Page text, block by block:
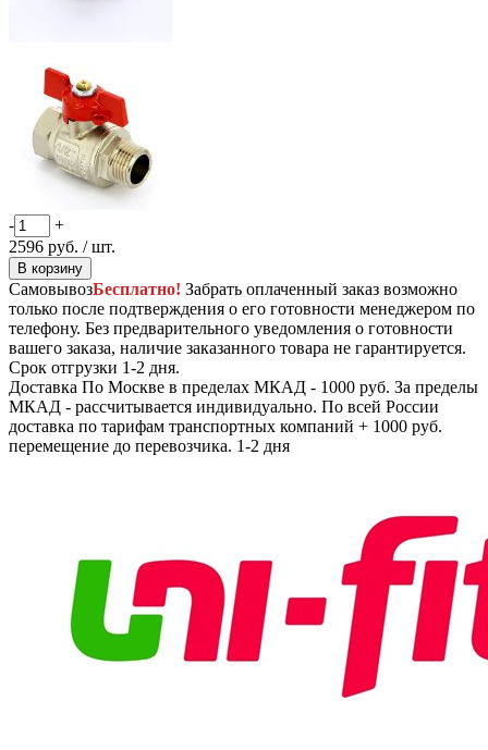
-
+
2596 руб. / шт.
В корзину
СамовывозБесплатно! Забрать оплаченный заказ возможно
только после подтверждения о его готовности менеджером по
телефону. Без предварительного уведомления о готовности
вашего заказа, наличие заказанного товара не гарантируется.
Срок отгрузки 1-2 дня.
Доставка По Москве в пределах МКАД - 1000 руб. За пределы
МКАД - рассчитывается индивидуально. По всей России
доставка по тарифам транспортных компаний + 1000 руб.
перемещение до перевозчика. 1-2 дня